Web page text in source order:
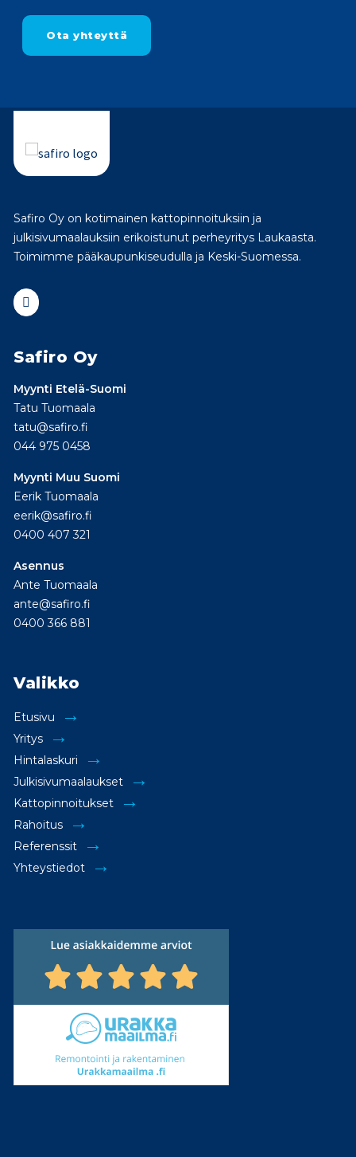
Ota yhteyttä
Safiro Oy on kotimainen kattopinnoituksiin ja
julkisivumaalauksiin erikoistunut perheyritys Laukaasta.
Toimimme pääkaupunkiseudulla ja Keski-Suomessa.
Safiro Oy
Myynti Etelä-Suomi
Tatu Tuomaala
tatu@safiro.fi
044 975 0458
Myynti Muu Suomi
Eerik Tuomaala
eerik@safiro.fi
0400 407 321
Asennus
Ante Tuomaala
ante@safiro.fi
0400 366 881
Valikko
Etusivu
Yritys
Hintalaskuri
Julkisivumaalaukset
Kattopinnoitukset
Rahoitus
Referenssit
Yhteystiedot